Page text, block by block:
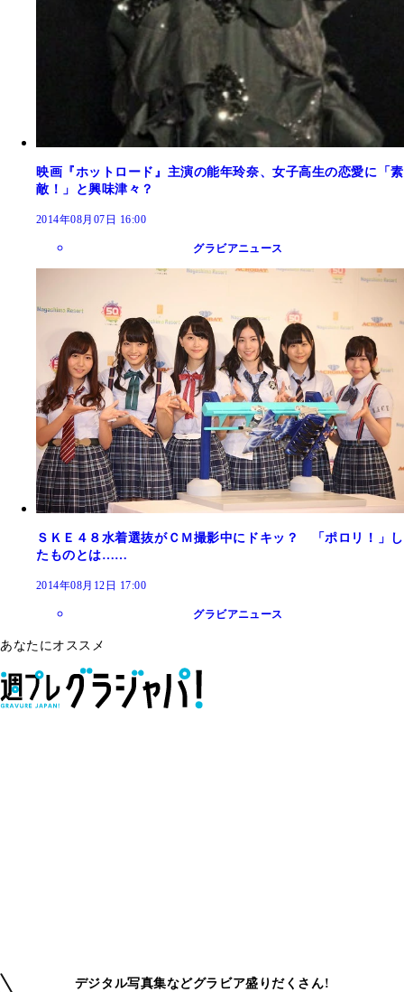
映画『ホットロード』主演の能年玲奈、女子高生の恋愛に「素
敵！」と興味津々？
2014年08月07日 16:00
グラビアニュース
ＳＫＥ４８水着選抜がＣＭ撮影中にドキッ？ 「ポロリ！」し
たものとは……
2014年08月12日 17:00
グラビアニュース
あなたにオススメ
デジタル写真集などグラビア盛りだくさん!